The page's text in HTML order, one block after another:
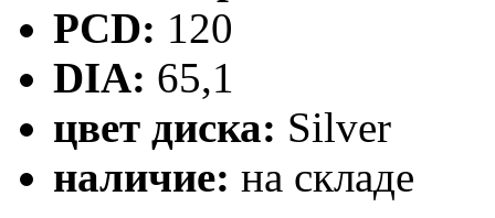
PCD: 120
DIA: 65,1
цвет диска: Silver
наличие: на складе